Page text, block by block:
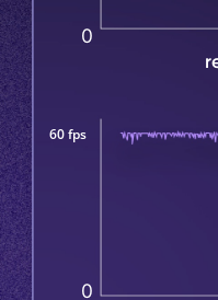
0
60 fps
0